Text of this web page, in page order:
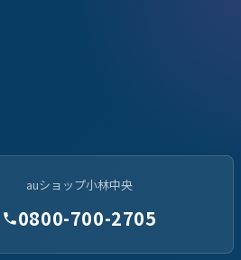
auショップ小林中央
0800-700-2705